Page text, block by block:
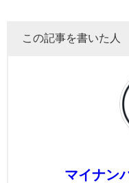
この記事を書いた人
マイナン